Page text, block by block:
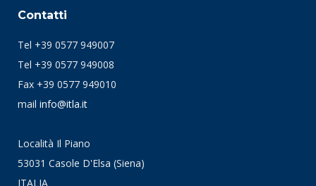
Contatti
Tel +39 0577 949007
Tel +39 0577 949008
Fax +39 0577 949010
mail info@itla.it
Località Il Piano
53031 Casole D'Elsa (Siena)
ITALIA